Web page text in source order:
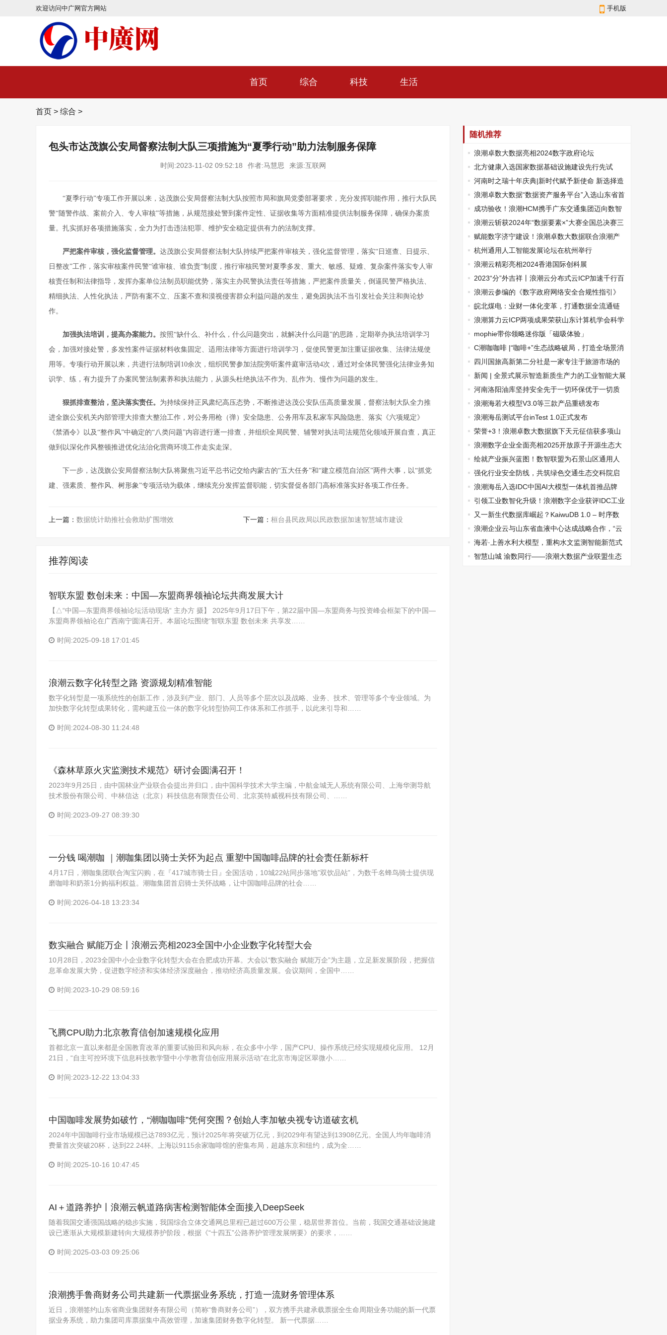
欢迎访问中广网官方网站 手机版
首页 综合 科技 生活
首页 > 综合 >
包头市达茂旗公安局督察法制大队三项措施为“夏季行动”助力法制服务保障
时间:2023-11-02 09:52:18 作者:马慧思 来源:互联网
“夏季行动”专项工作开展以来，达茂旗公安局督察法制大队按照市局和旗局党委部署要求，充分发挥职能作用，推行大队民
警“随警作战、案前介入、专人审核”等措施，从规范接处警到案件定性、证据收集等方面精准提供法制服务保障，确保办案质
量。扎实抓好各项措施落实，全力为打击违法犯罪、维护安全稳定提供有力的法制支撑。
严把案件审核，强化监督管理。 达茂旗公安局督察法制大队持续严把案件审核关，强化监督管理，落实“日巡查、日提示、
日整改”工作，落实审核案件民警“谁审核、谁负责”制度，推行审核民警对夏季多发、重大、敏感、疑难、复杂案件落实专人审
核责任制和法律指导，发挥办案单位法制员职能优势，落实主办民警执法责任等措施，严把案件质量关，倒逼民警严格执法、
精细执法、人性化执法，严防有案不立、压案不查和漠视侵害群众利益问题的发生，避免因执法不当引发社会关注和舆论炒
作。
加强执法培训，提高办案能力。 按照“缺什么、补什么，什么问题突出，就解决什么问题”的思路，定期举办执法培训学习
会，加强对接处警，多发性案件证据材料收集固定、适用法律等方面进行培训学习，促使民警更加注重证据收集、法律法规使
用等。专项行动开展以来，共进行法制培训10余次，组织民警参加法院旁听案件庭审活动4次，通过对全体民警强化法律业务知
识学、练，有力提升了办案民警法制素养和执法能力，从源头杜绝执法不作为、乱作为、慢作为问题的发生。
狠抓排查整治，坚决落实责任。 为持续保持正风肃纪高压态势，不断推进达茂公安队伍高质量发展，督察法制大队全力推
进全旗公安机关内部管理大排查大整治工作，对公务用枪（弹）安全隐患、公务用车及私家车风险隐患、落实《六项规定》
《禁酒令》以及“整作风”中确定的“八类问题”内容进行逐一排查，并组织全局民警、辅警对执法司法规范化领域开展自查，真正
做到以深化作风整顿推进优化法治化营商环境工作走实走深。
下一步，达茂旗公安局督察法制大队将聚焦习近平总书记交给内蒙古的“五大任务”和“建立模范自治区”两件大事，以“抓党
建、强素质、整作风、树形象”专项活动为载体，继续充分发挥监督职能，切实督促各部门高标准落实好各项工作任务。
上一篇： 数据统计助推社会救助扩围增效 下一篇： 桓台县民政局以民政数据加速智慧城市建设
推荐阅读
智联东盟 数创未来：中国—东盟商界领袖论坛共商发展大计
【△“中国—东盟商界领袖论坛活动现场“ 主办方 摄】 2025年9月17日下午，第22届中国—东盟商务与投资峰会框架下的中国—
东盟商界领袖论在广西南宁圆满召开。本届论坛围绕“智联东盟 数创未来 共享发……
时间:2025-09-18 17:01:45
浪潮云数字化转型之路 资源规划精准智能
数字化转型是一项系统性的创新工作，涉及到产业、部门、人员等多个层次以及战略、业务、技术、管理等多个专业领域。为
加快数字化转型成果转化，需构建五位一体的数字化转型协同工作体系和工作抓手，以此来引导和……
时间:2024-08-30 11:24:48
《森林草原火灾监测技术规范》研讨会圆满召开！
2023年9月25日，由中国林业产业联合会提出并归口，由中国科学技术大学主编，中航金城无人系统有限公司、上海华测导航
技术股份有限公司、中林信达（北京）科技信息有限责任公司、北京英特威视科技有限公司、……
时间:2023-09-27 08:39:30
一分钱 喝潮咖 ｜潮咖集团以骑士关怀为起点 重塑中国咖啡品牌的社会责任新标杆
4月17日，潮咖集团联合淘宝闪购，在『417城市骑士日』全国活动，10城22站同步落地”双饮品站”，为数千名蜂鸟骑士提供现
磨咖啡和奶茶1分购福利权益。潮咖集团首启骑士关怀战略，让中国咖啡品牌的社会……
时间:2026-04-18 13:23:34
数实融合 赋能万企丨浪潮云亮相2023全国中小企业数字化转型大会
10月28日，2023全国中小企业数字化转型大会在合肥成功开幕。大会以“数实融合 赋能万企”为主题，立足新发展阶段，把握信
息革命发展大势，促进数字经济和实体经济深度融合，推动经济高质量发展。会议期间，全国中……
时间:2023-10-29 08:59:16
飞腾CPU助力北京教育信创加速规模化应用
首都北京一直以来都是全国教育改革的重要试验田和风向标，在众多中小学，国产CPU、操作系统已经实现规模化应用。 12月
21日，“自主可控环境下信息科技教学暨中小学教育信创应用展示活动”在北京市海淀区翠微小……
时间:2023-12-22 13:04:33
中国咖啡发展势如破竹，“潮咖咖啡”凭何突围？创始人李加敏央视专访道破玄机
2024年中国咖啡行业市场规模已达7893亿元，预计2025年将突破万亿元，到2029年有望达到13908亿元。全国人均年咖啡消
费量首次突破20杯，达到22.24杯。上海以9115余家咖啡馆的密集布局，超越东京和纽约，成为全……
时间:2025-10-16 10:47:45
AI＋道路养护丨浪潮云帆道路病害检测智能体全面接入DeepSeek
随着我国交通强国战略的稳步实施，我国综合立体交通网总里程已超过600万公里，稳居世界首位。当前，我国交通基础设施建
设已逐渐从大规模新建转向大规模养护阶段，根据《“十四五”公路养护管理发展纲要》的要求，……
时间:2025-03-03 09:25:06
浪潮携手鲁商财务公司共建新一代票据业务系统，打造一流财务管理体系
近日，浪潮签约山东省商业集团财务有限公司（简称“鲁商财务公司”），双方携手共建承载票据全生命周期业务功能的新一代票
据业务系统，助力集团司库票据集中高效管理，加速集团财务数字化转型。 新一代票据……
随机推荐
浪潮卓数大数据亮相2024数字政府论坛
北方健康入选国家数据基础设施建设先行先试
河南时之瑞十年庆典|新时代赋予新使命 新选择造
就新未来
浪潮卓数大数据“数据资产服务平台”入选山东省首
批优秀工业领域大模型服务平台
成功验收！浪潮HCM携手广东交通集团迈向数智
人力新征程
浪潮云斩获2024年“数据要素×”大赛全国总决赛三
等奖赋能数字济宁建设！浪潮卓数大数据联合浪潮产
投与济宁城投签署战略合作协议
杭州通用人工智能发展论坛在杭州举行
浪潮云精彩亮相2024香港国际创科展
2023“分”外吉祥丨浪潮云分布式云ICP加速千行百
业羽化创新
浪潮云参编的《数字政府网络安全合规性指引》
正式发布
皖北煤电：业财一体化变革，打通数据全流通链
路浪潮算力云ICP两项成果荣获山东计算机学会科学
技术奖
mophie带你领略迷你版「磁吸体验」
C潮咖咖啡 |“咖啡+”生态战略破局，打造全场景消
费新网络
四川国旅高新第二分社是一家专注于旅游市场的
企业新闻 | 全景式展示智造新质生产力的工业智能大展
6月在北京举办
河南洛阳油库坚持安全先于一切环保优于一切质
量重于一切
浪潮海若大模型V3.0等三款产品重磅发布
浪潮海岳测试平台inTest 1.0正式发布
荣誉+3！浪潮卓数大数据旗下天元征信获多项山
东省数字经济学会科学技术奖
浪潮数字企业全面亮相2025开放原子开源生态大
会绘就产业振兴蓝图！数智联盟为石景山区通用人
工智能大模型产业集聚区注入强劲动能
强化行业安全防线，共筑绿色交通生态交科院启
动“车船服役电池健康AI大模型”项目
浪潮海岳入选IDC中国AI大模型一体机首推品牌
引领工业数智化升级！浪潮数字企业获评IDC工业
智能体优秀供应商
又一新生代数据库崛起？KaiwuDB 1.0 – 时序数
据库正式发布
浪潮企业云与山东省血液中心达成战略合作，“云
+AI”赋能场景革新
海若·上善水利大模型，重构水文监测智能新范式
智慧山城 渝数同行——浪潮大数据产业联盟生态